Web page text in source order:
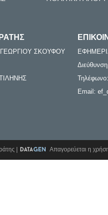
ΣΚΟΥΦΟΥ
Email:
| Απαγορεύεται η